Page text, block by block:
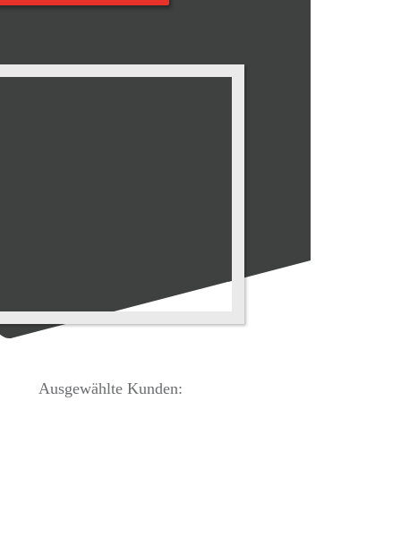
Ausgewählte Kunden: